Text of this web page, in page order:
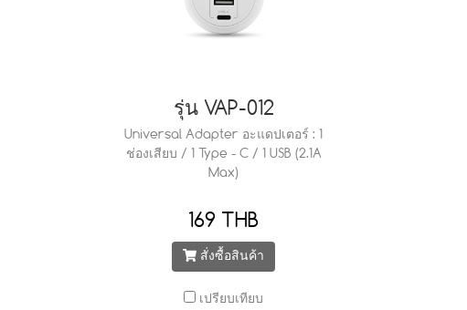
รุ่น VAP-012
Universal Adapter อะแดปเตอร์ : 1
ช่องเสียบ / 1 Type - C / 1 USB (2.1A
Max)
169 THB
สั่งซื้อสินค้า
เปรียบเทียบ